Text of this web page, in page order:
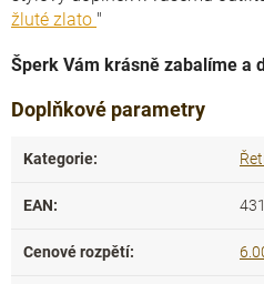
žluté zlato "
Šperk Vám krásně zabalíme a
Doplňkové parametry
Kategorie:
EAN:
Cenové rozpětí: